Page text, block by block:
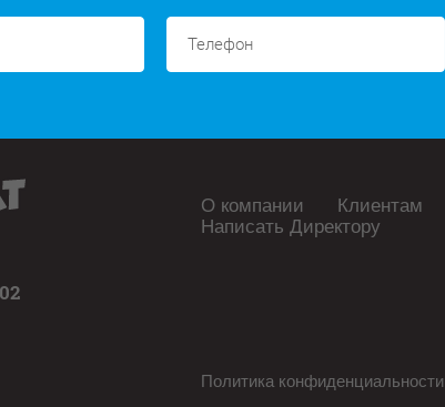
О компании Клиентам
Написать Директору
Политика конфиденциальности